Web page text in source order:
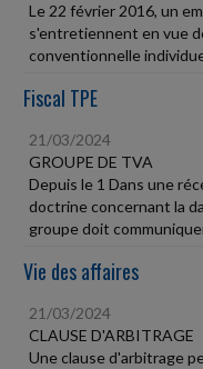
Le 22 février 2016, un
s'entretiennent en vue
conventionnelle
Fiscal TPE
21/03/2024
GROUPE DE TVA
Depuis le 1 Dans une
doctrine concernant la
groupe doit
Vie des affaires
21/03/2024
CLAUSE D'ARBITRAGE
Une clause d'arbitrage